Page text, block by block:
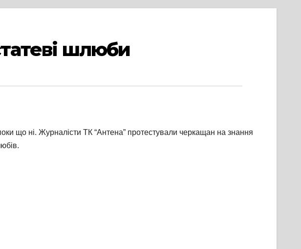
шлюби
що ні. Журналісти ТК “Антена” протестували черкащан на знання